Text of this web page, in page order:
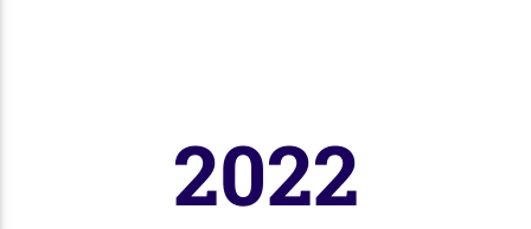
2022